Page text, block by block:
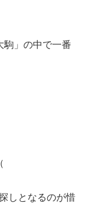
駒」の中で一番
しとなるのが惜